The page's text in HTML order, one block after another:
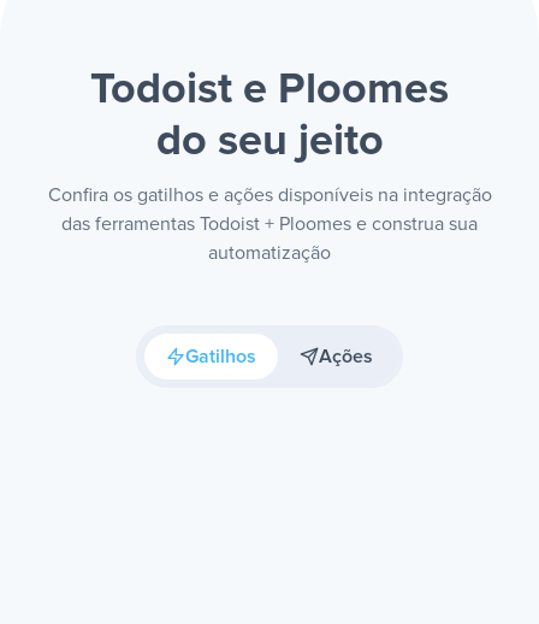
Todoist e Ploomes
do seu jeito
Confira os gatilhos e ações disponíveis na integração
das ferramentas Todoist + Ploomes e construa sua
automatização
Gatilhos Ações